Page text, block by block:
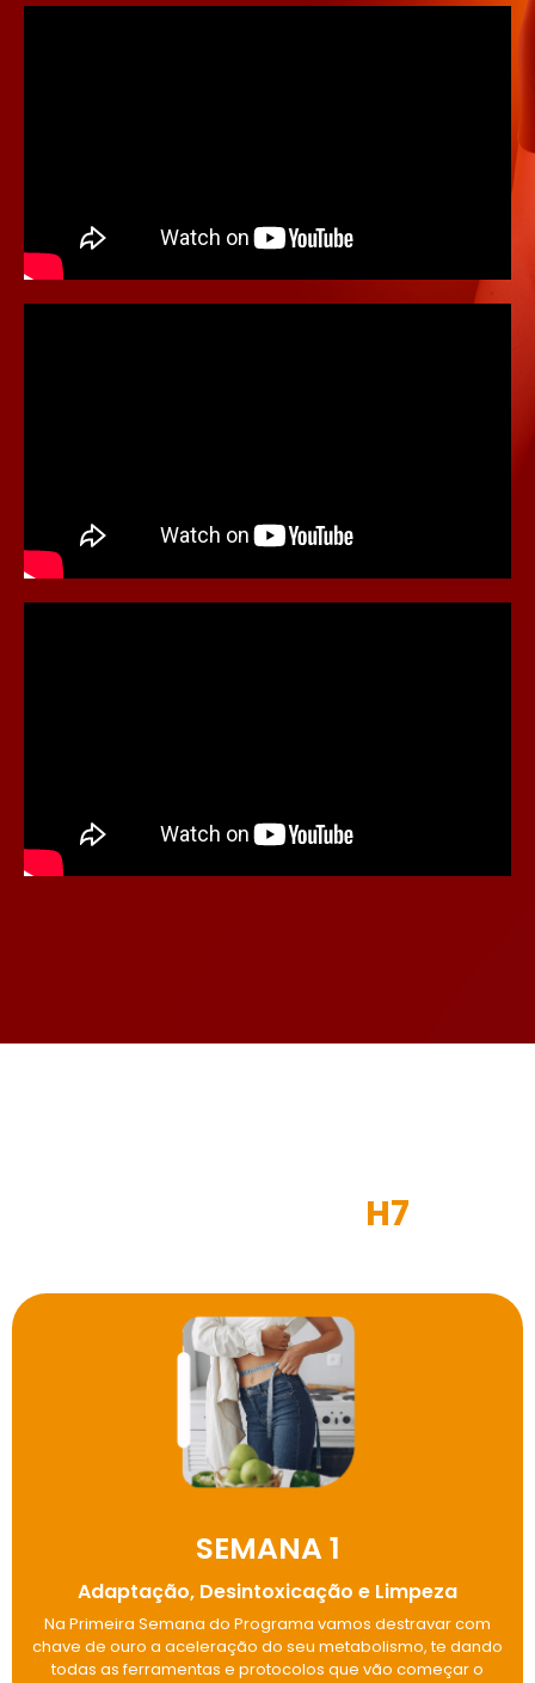
H7
SEMANA 1
Adaptação, Desintoxicação e Limpeza
Na Primeira Semana do Programa vamos destravar com
chave de ouro a aceleração do seu metabolismo, te dando
todas as ferramentas e protocolos que vão começar o